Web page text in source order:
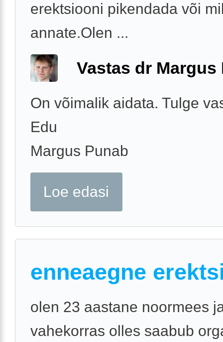
erektsiooni pikendada või
annate.Olen ...
Vastas dr Margus
On võimalik aidata. Tulge
Edu
Margus Punab
Loe edasi
enneaegne
olen 23 aastane noormees
vahekorras olles saabub